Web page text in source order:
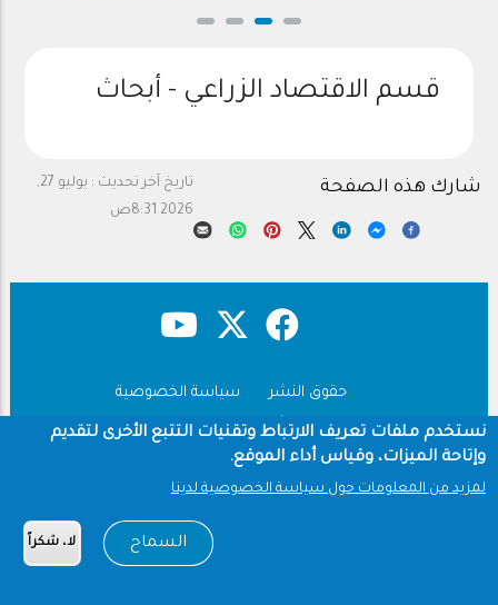
قسم الاقتصاد الزراعي - أبحاث
تاريخ آخر تحديث :
يوليو 27,
2026 8:31ص
شارك هذه الصفحة
حقوق النشر
سياسة الخصوصية
شروط الاستخدام
Copyright © 1960-2026 جامعة الملك سعود
نستخدم ملفات تعريف الارتباط وتقنيات التتبع الأخرى لتقديم
وإتاحة الميزات، وقياس أداء الموقع.
لمزيد من المعلومات حول سياسة الخصوصية لدينا
السماح لا، شكراً